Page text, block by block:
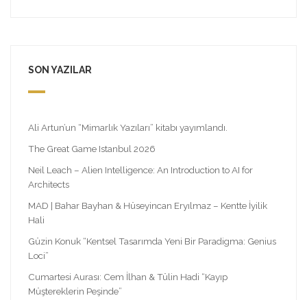
SON YAZILAR
Ali Artun’un “Mimarlık Yazıları” kitabı yayımlandı.
The Great Game Istanbul 2026
Neil Leach – Alien Intelligence: An Introduction to AI for
Architects
MAD | Bahar Bayhan & Hüseyincan Eryılmaz – Kentte İyilik
Hali
Güzin Konuk “Kentsel Tasarımda Yeni Bir Paradigma: Genius
Loci”
Cumartesi Aurası: Cem İlhan & Tülin Hadi “Kayıp
Müştereklerin Peşinde”